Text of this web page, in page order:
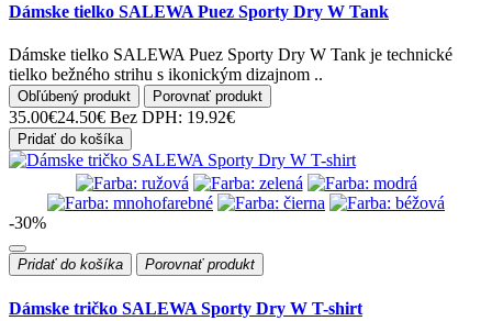
Dámske tielko SALEWA Puez Sporty Dry W Tank
Dámske tielko SALEWA Puez Sporty Dry W Tank je technické
tielko bežného strihu s ikonickým dizajnom ..
Obľúbený produkt Porovnať produkt
35.00€24.50€ Bez DPH: 19.92€
Pridať do košíka
-30%
Pridať do košíka Porovnať produkt
Dámske tričko SALEWA Sporty Dry W T-shirt